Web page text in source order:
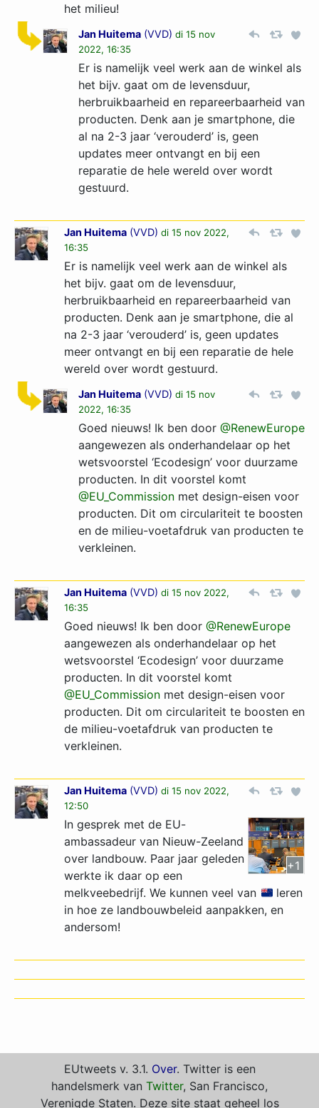
het milieu!
Jan Huitema (VVD) di 15 nov
2022, 16:35
Er is namelijk veel werk aan de winkel als
het bijv. gaat om de levensduur,
herbruikbaarheid en repareerbaarheid van
producten. Denk aan je smartphone, die
al na 2-3 jaar ‘verouderd’ is, geen
updates meer ontvangt en bij een
reparatie de hele wereld over wordt
gestuurd.
Jan Huitema (VVD) di 15 nov 2022,
16:35
Er is namelijk veel werk aan de winkel als
het bijv. gaat om de levensduur,
herbruikbaarheid en repareerbaarheid van
producten. Denk aan je smartphone, die al
na 2-3 jaar ‘verouderd’ is, geen updates
meer ontvangt en bij een reparatie de hele
wereld over wordt gestuurd.
Jan Huitema (VVD) di 15 nov
2022, 16:35
Goed nieuws! Ik ben door @RenewEurope
aangewezen als onderhandelaar op het
wetsvoorstel ‘Ecodesign’ voor duurzame
producten. In dit voorstel komt
@EU_Commission met design-eisen voor
producten. Dit om circulariteit te boosten
en de milieu-voetafdruk van producten te
verkleinen.
Jan Huitema (VVD) di 15 nov 2022,
16:35
Goed nieuws! Ik ben door @RenewEurope
aangewezen als onderhandelaar op het
wetsvoorstel ‘Ecodesign’ voor duurzame
producten. In dit voorstel komt
@EU_Commission met design-eisen voor
producten. Dit om circulariteit te boosten en
de milieu-voetafdruk van producten te
verkleinen.
Jan Huitema (VVD) di 15 nov 2022,
12:50
+1
In gesprek met de EU-
ambassadeur van Nieuw-Zeeland
over landbouw. Paar jaar geleden
werkte ik daar op een
melkveebedrijf. We kunnen veel van
leren
in hoe ze landbouwbeleid aanpakken, en
andersom!
EUtweets v. 3.1. Over. Twitter is een
handelsmerk van Twitter, San Francisco,
Verenigde Staten. Deze site staat geheel los